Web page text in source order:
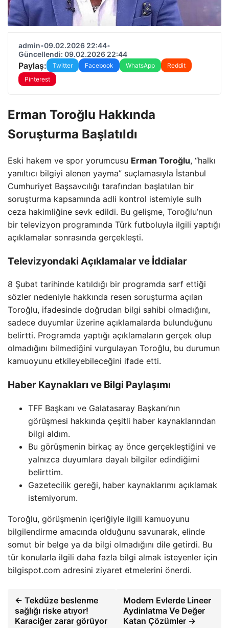
admin•09.02.2026 22:44•
Güncellendi: 09.02.2026 22:44
Paylaş: Twitter Facebook WhatsApp
Reddit
Pinterest
Erman Toroğlu Hakkında
Soruşturma Başlatıldı
Eski hakem ve spor yorumcusu Erman Toroğlu, “halkı
yanıltıcı bilgiyi alenen yayma” suçlamasıyla İstanbul
Cumhuriyet Başsavcılığı tarafından başlatılan bir
soruşturma kapsamında adli kontrol istemiyle sulh
ceza hakimliğine sevk edildi. Bu gelişme, Toroğlu’nun
bir televizyon programında Türk futboluyla ilgili yaptığı
açıklamalar sonrasında gerçekleşti.
Televizyondaki Açıklamalar ve İddialar
8 Şubat tarihinde katıldığı bir programda sarf ettiği
sözler nedeniyle hakkında resen soruşturma açılan
Toroğlu, ifadesinde doğrudan bilgi sahibi olmadığını,
sadece duyumlar üzerine açıklamalarda bulunduğunu
belirtti. Programda yaptığı açıklamaların gerçek olup
olmadığını bilmediğini vurgulayan Toroğlu, bu durumun
kamuoyunu etkileyebileceğini ifade etti.
Haber Kaynakları ve Bilgi Paylaşımı
TFF Başkanı ve Galatasaray Başkanı’nın
görüşmesi hakkında çeşitli haber kaynaklarından
bilgi aldım.
Bu görüşmenin birkaç ay önce gerçekleştiğini ve
yalnızca duyumlara dayalı bilgiler edindiğimi
belirttim.
Gazetecilik gereği, haber kaynaklarımı açıklamak
istemiyorum.
Toroğlu, görüşmenin içeriğiyle ilgili kamuoyunu
bilgilendirme amacında olduğunu savunarak, elinde
somut bir belge ya da bilgi olmadığını dile getirdi. Bu
tür konularla ilgili daha fazla bilgi almak isteyenler için
bilgispot.com adresini ziyaret etmelerini önerdi.
← Tekdüze beslenme
sağlığı riske atıyor!
Karaciğer zarar görüyor
Modern Evlerde Lineer
Aydinlatma Ve Değer
Katan Çözümler →